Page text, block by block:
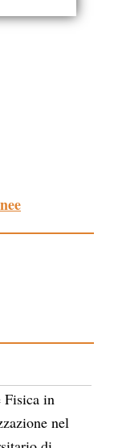
Fisica in
nel